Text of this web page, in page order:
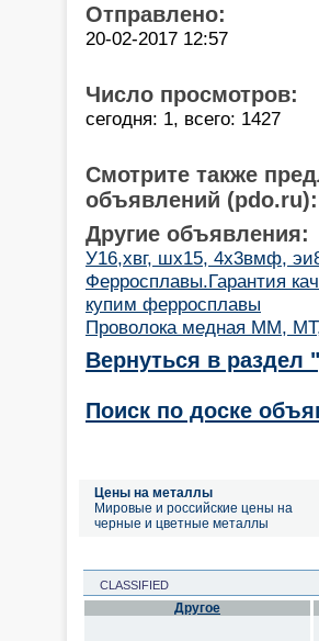
Отправлено:
20-02-2017 12:57
Число просмотров:
сегодня: 1, всего: 1427
Смотрите также
объявлений (pdo.ru):
Другие объявления:
У16,хвг, шх15, 4х3вмф,
Ферросплавы.Гарантия
купим ферросплавы
Проволока медная ММ,
Вернуться в раздел
Поиск по доске
Цены на металлы
Мировые и российские цены на
черные и цветные металлы
CLASSIFIED
Другое